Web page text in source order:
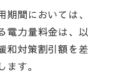
間においては、
電力量料金は、以
和対策割引額を差
す。